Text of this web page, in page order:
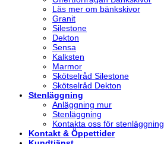
Läs mer om bänkskivor
Granit
Silestone
Dekton
Sensa
Kalksten
Marmor
Skötselråd Silestone
Skötselråd Dekton
Stenläggning
Anläggning mur
Stenläggning
Kontakta oss för stenläggning
Kontakt & Öppettider